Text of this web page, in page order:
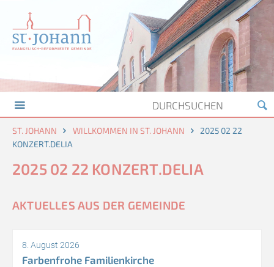
ST. JOHANN WILLKOMMEN IN ST. JOHANN
2025 02 22
KONZERT.DELIA
2025 02 22 KONZERT.DELIA
AKTUELLES AUS DER GEMEINDE
8. August 2026
Farbenfrohe Familienkirche